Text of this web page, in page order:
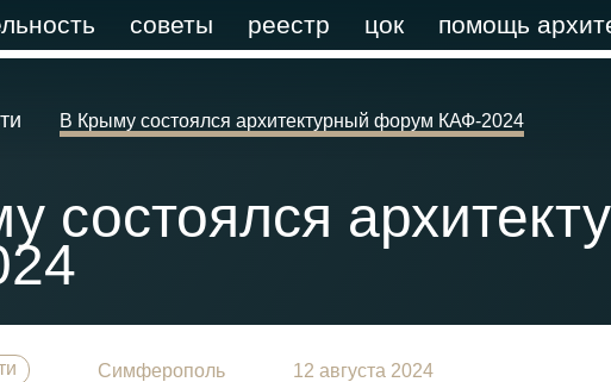
советы реестр цок помощь
В Крыму состоялся архитектурный форум КАФ-2024
состоялся
Симферополь 12 августа 2024